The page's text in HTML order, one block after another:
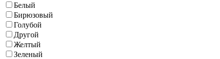
Белый
Бирюзовый
Голубой
Другой
Желтый
Зеленый